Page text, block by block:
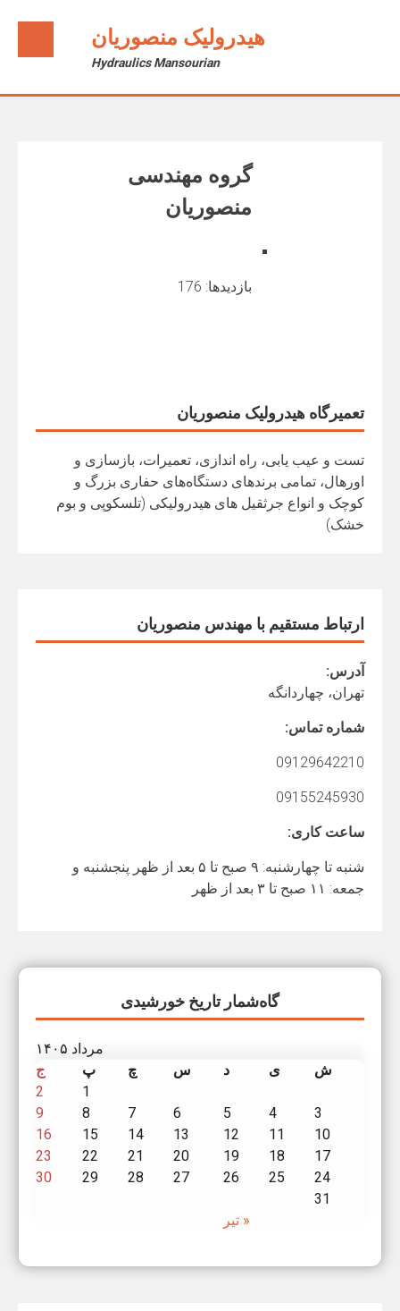
هیدرولیک منصوریان
Hydraulics Mansourian
گروه مهندسی
منصوریان
بازدیدها: 176
تعمیرگاه هیدرولیک منصوریان
تست و عیب یابی، راه اندازی، تعمیرات، بازسازی و
اورهال، تمامی برندهای دستگاه‌های حفاری بزرگ و
کوچک و انواع جرثقیل های هیدرولیکی (تلسکوپی و بوم
خشک)
ارتباط مستقیم با مهندس منصوریان
آدرس:
تهران، چهاردانگه
شماره تماس:
09129642210
09155245930
ساعت کاری:
شنبه تا چهارشنبه: ۹ صبح تا ۵ بعد از ظهر پنجشنبه و
جمعه: ۱۱ صبح تا ۳ بعد از ظهر
گاه‌شمار تاریخ خورشیدی
مرداد ۱۴۰۵
ش
ی د س چ پ ج
« تیر
1
2
3
4
5
6
7
8
9
10
11
12
13
14
15
16
17
18
19
20
21
22
23
24
25
26
27
28
29
30
31